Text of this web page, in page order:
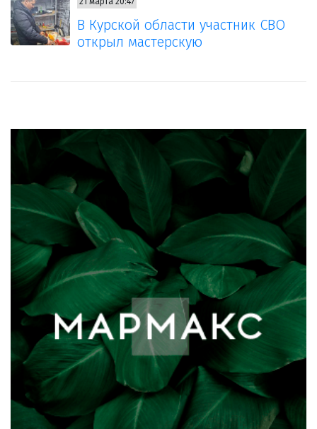
В Курской области участник СВО
открыл мастерскую